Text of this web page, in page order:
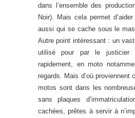
dans l’ensemble des
Noir). Mais cela permet
aussi qui se cache sous le
Autre point intéressant : un
utilisé pour par le justicier
rapidement, en moto
regards. Mais d’où proviennent
motos sont dans les
sans plaques
cachées, prêtes à servir à